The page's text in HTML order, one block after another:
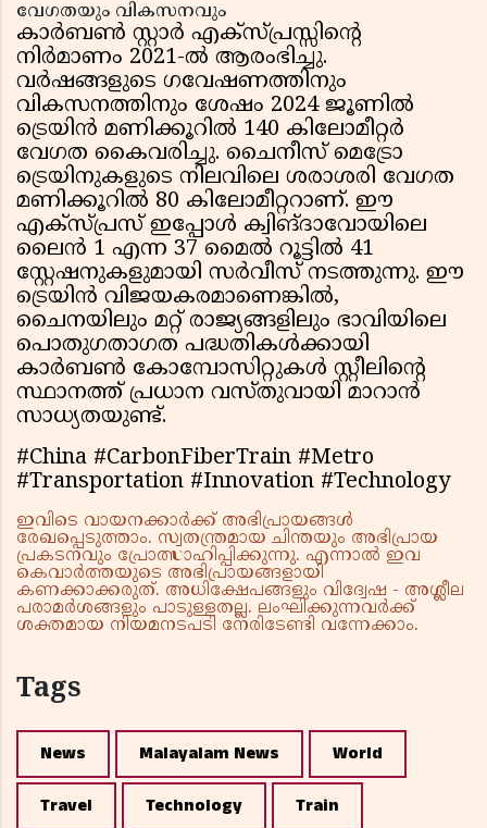
വേഗതയും വികസനവും
കാർബൺ സ്റ്റാർ എക്സ്പ്രസ്സിന്റെ
നിർമാണം 2021-ൽ ആരംഭിച്ചു.
വർഷങ്ങളുടെ ഗവേഷണത്തിനും
വികസനത്തിനും ശേഷം 2024 ജൂണിൽ
ട്രെയിൻ മണിക്കൂറിൽ 140 കിലോമീറ്റർ
വേഗത കൈവരിച്ചു. ചൈനീസ് മെട്രോ
ട്രെയിനുകളുടെ നിലവിലെ ശരാശരി വേഗത
മണിക്കൂറിൽ 80 കിലോമീറ്ററാണ്. ഈ
എക്സ്പ്രസ് ഇപ്പോൾ ക്വിങ്‌ദാവോയിലെ
ലൈൻ 1 എന്ന 37 മൈൽ റൂട്ടിൽ 41
സ്റ്റേഷനുകളുമായി സർവീസ് നടത്തുന്നു. ഈ
ട്രെയിൻ വിജയകരമാണെങ്കിൽ,
ചൈനയിലും മറ്റ് രാജ്യങ്ങളിലും ഭാവിയിലെ
പൊതുഗതാഗത പദ്ധതികൾക്കായി
കാർബൺ കോമ്പോസിറ്റുകൾ സ്റ്റീലിന്റെ
സ്ഥാനത്ത് പ്രധാന വസ്തുവായി മാറാൻ
സാധ്യതയുണ്ട്.
#China #CarbonFiberTrain #Metro
#Transportation #Innovation #Technology
ഇവിടെ വായനക്കാർക്ക് അഭിപ്രായങ്ങൾ
രേഖപ്പെടുത്താം. സ്വതന്ത്രമായ ചിന്തയും അഭിപ്രായ
പ്രകടനവും പ്രോത്സാഹിപ്പിക്കുന്നു. എന്നാൽ ഇവ
കെവാർത്തയുടെ അഭിപ്രായങ്ങളായി
കണക്കാക്കരുത്. അധിക്ഷേപങ്ങളും വിദ്വേഷ - അശ്ലീല
പരാമർശങ്ങളും പാടുള്ളതല്ല. ലംഘിക്കുന്നവർക്ക്
ശക്തമായ നിയമനടപടി നേരിടേണ്ടി വന്നേക്കാം.
Tags
News Malayalam News World
Travel Technology Train